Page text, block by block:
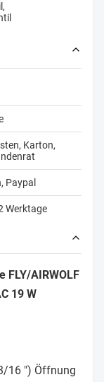
,
Karton,
Paypal
Werktage
AIRWOLF
19 W
16 ") Öffnung